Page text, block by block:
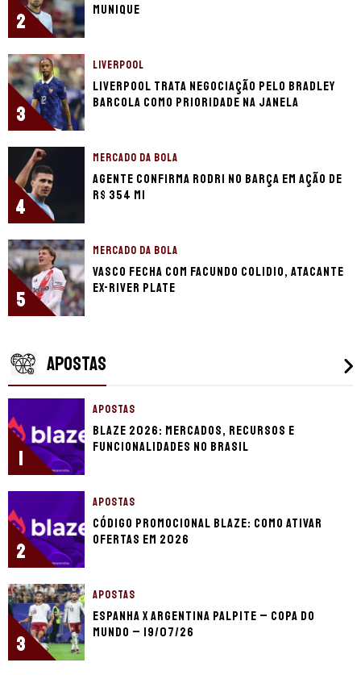
2
Munique
3
LIVERPOOL
Liverpool trata negociação pelo Bradley
Barcola como prioridade na janela
4
MERCADO DA BOLA
Agente confirma Rodri no Barça em ação de
R$ 354 mi
5
MERCADO DA BOLA
Vasco fecha com Facundo Colidio, atacante
ex-River Plate
APOSTAS
1
APOSTAS
Blaze 2026: mercados, recursos e
funcionalidades no Brasil
2
APOSTAS
Código promocional Blaze: como ativar
ofertas em 2026
3
APOSTAS
Espanha x Argentina palpite – Copa do
Mundo – 19/07/26